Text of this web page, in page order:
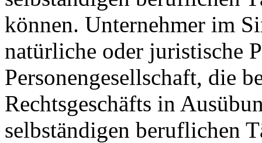
können. Unternehmer im
natürliche oder juristische
Personengesellschaft, die
Rechtsgeschäfts in
selbständigen beruflichen